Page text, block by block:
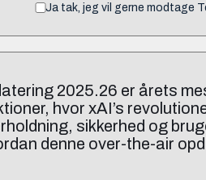
Ja tak, jeg vil gerne modtage
2025.26 er årets
hvor xAI’s
sikkerhed og
denne over-the-air